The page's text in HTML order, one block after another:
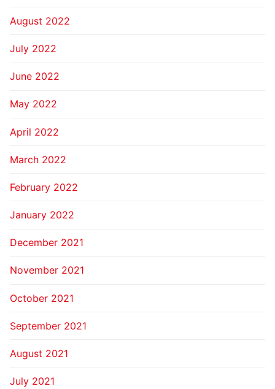
August 2022
July 2022
June 2022
May 2022
April 2022
March 2022
February 2022
January 2022
December 2021
November 2021
October 2021
September 2021
August 2021
July 2021